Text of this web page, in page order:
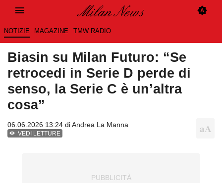
NOTIZIE MAGAZINE TMW RADIO
Biasin su Milan Futuro: “Se
retrocedi in Serie D perde di
senso, la Serie C è un’altra
cosa”
06.06.2026 13:24 diAndrea La Manna
VEDI LETTURE